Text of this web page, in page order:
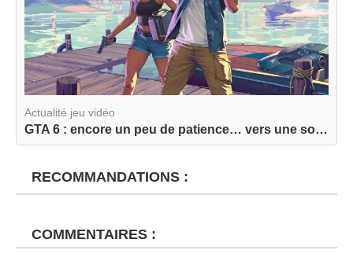
Actualité jeu vidéo
GTA 6 : encore un peu de patience… vers une sort...
RECOMMANDATIONS :
COMMENTAIRES :